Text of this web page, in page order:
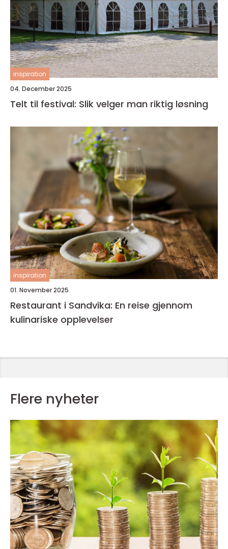
inspiration
04. December 2025
Telt til festival: Slik velger man riktig løsning
inspiration
01. November 2025
Restaurant i Sandvika: En reise gjennom
kulinariske opplevelser
Flere nyheter